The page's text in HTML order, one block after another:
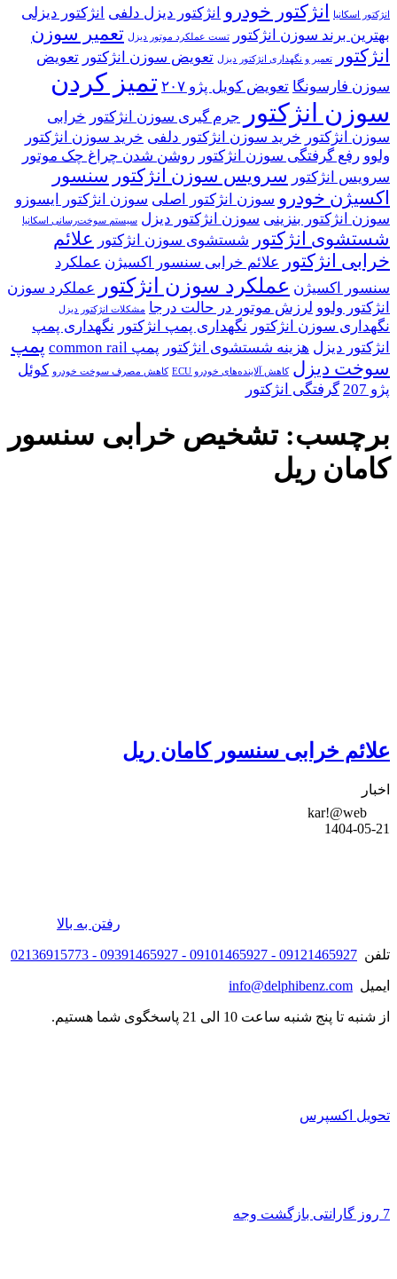
انژکتور اسکانیا انژکتور خودرو انژکتور دیزل دلفی انژکتور دیزلی
بهترین برند سوزن انژکتور
تست عملکرد موتور دیزل تعمیر سوزن
انژکتور
تعمیر و نگهداری انژکتور دیزل تعویض سوزن انژکتور تعویض
سوزن فارسونگا تعویض کویل پژو ۲۰۷
تمیز کردن
سوزن انژکتور
جرم گیری سوزن انژکتور خرابی
سوزن انژکتور خرید سوزن انژکتور دلفی خرید سوزن انژکتور
ولوو رفع گرفتگی سوزن انژکتور روشن شدن چراغ چک موتور
سرویس انژکتور سرویس سوزن انژکتور سنسور
اکسیژن خودرو سوزن انژکتور اصلی سوزن انژکتور ایسوزو
سوزن انژکتور بنزینی سوزن انژکتور دیزل سیستم سوخت‌رسانی اسکانیا
شستشوی انژکتور شستشوی سوزن انژکتور علائم
خرابی انژکتور علائم خرابی سنسور اکسیژن عملکرد
سنسور اکسیژن عملکرد سوزن انژکتور
عملکرد سوزن
انژکتور ولوو لرزش موتور در حالت درجا مشکلات انژکتور دیزل
نگهداری سوزن انژکتور نگهداری پمپ انژکتور نگهداری پمپ
انژکتور دیزل هزینه شستشوی انژکتور پمپ common rail
پمپ
سوخت دیزل کاهش آلاینده‌های خودرو ECU کاهش مصرف سوخت خودرو کوئل
پژو 207
گرفتگی انژکتور
برچسب:تشخیص خرابی سنسور
کامان ریل
علائم خرابی سنسور کامان ریل
اخبار
1404-05-21
رفتن به بالا
تلفن 09121465927 - 09101465927 - 09391465927 - 02136915773
ایمیل info@delphibenz.com
از شنبه تا پنج شنبه ساعت 10 الی 21 پاسخگوی شما هستیم.
تحویل اکسپرس
7 روز گارانتی بازگشت وجه